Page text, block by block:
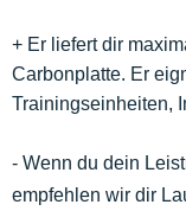
+ Er liefert dir
Carbonplatte. Er
Trainingseinheiten,
- Wenn du dein
empfehlen wir dir